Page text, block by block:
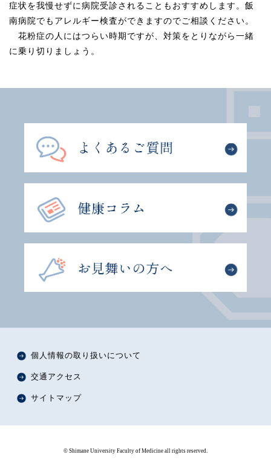
症状を我慢せずに病院受診されることもおすすめします。飯
南病院でもアレルギー検査ができますのでご相談ください。
花粉症の人にはつらい時期ですが、対策をとりながら一緒
に乗り切りましょう。
個人情報の取り扱いについて
交通アクセス
サイトマップ
© Shimane University Faculty of Medicine all rights reserved.